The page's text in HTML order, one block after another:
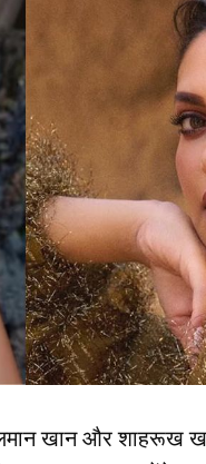
सामने आई है।
30 मार्च को रिलीज
ईद के मौके पर
खान और शाहरूख